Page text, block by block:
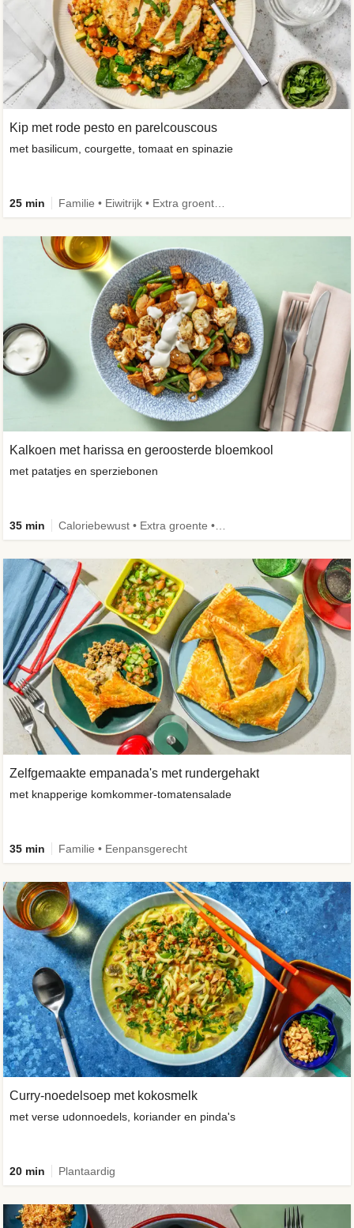
Kalkoen met harissa en geroosterde bloemkool
met patatjes en sperziebonen
35 min
Kip met rode pesto en parelcouscous
met basilicum, courgette, tomaat en spinazie
25 min
Zelfgemaakte empanada's met rundergehakt
met knapperige komkommer-tomatensalade
35 min Familie • Eenpansgerecht
Curry-noedelsoep met kokosmelk
met verse udonnoedels, koriander en pinda's
20 min Plantaardig